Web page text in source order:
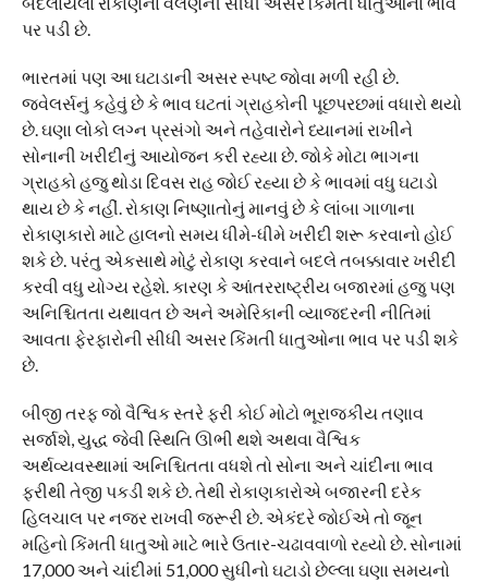
પર પડી છે.
ભારતમાં પણ આ ઘટાડાની અસર સ્પષ્ટ જોવા મળી રહી છે.
જ્વેલર્સનું કહેવું છે કે ભાવ ઘટતાં ગ્રાહકોની પૂછપરછમાં વધારો થયો
છે. ઘણા લોકો લગ્ન પ્રસંગો અને તહેવારોને ધ્યાનમાં રાખીને
સોનાની ખરીદીનું આયોજન કરી રહ્યા છે. જોકે મોટા ભાગના
ગ્રાહકો હજુ થોડા દિવસ રાહ જોઈ રહ્યા છે કે ભાવમાં વધુ ઘટાડો
થાય છે કે નહીં. રોકાણ નિષ્ણાતોનું માનવું છે કે લાંબા ગાળાના
રોકાણકારો માટે હાલનો સમય ધીમે-ધીમે ખરીદી શરૂ કરવાનો હોઈ
શકે છે. પરંતુ એકસાથે મોટું રોકાણ કરવાને બદલે તબક્કાવાર ખરીદી
કરવી વધુ યોગ્ય રહેશે. કારણ કે આંતરરાષ્ટ્રીય બજારમાં હજુ પણ
અનિશ્ચિતતા યથાવત છે અને અમેરિકાની વ્યાજદરની નીતિમાં
આવતા ફેરફારોની સીધી અસર કિંમતી ધાતુઓના ભાવ પર પડી શકે
છે.
બીજી તરફ જો વૈશ્વિક સ્તરે ફરી કોઈ મોટો ભૂરાજકીય તણાવ
સર્જાશે, યુદ્ધ જેવી સ્થિતિ ઊભી થશે અથવા વૈશ્વિક
અર્થવ્યવસ્થામાં અનિશ્ચિતતા વધશે તો સોના અને ચાંદીના ભાવ
ફરીથી તેજી પકડી શકે છે. તેથી રોકાણકારોએ બજારની દરેક
હિલચાલ પર નજર રાખવી જરૂરી છે. એકંદરે જોઈએ તો જૂન
મહિનો કિંમતી ધાતુઓ માટે ભારે ઉતાર-ચઢાવવાળો રહ્યો છે. સોનામાં
17,000 અને ચાંદીમાં 51,000 સુધીનો ઘટાડો છેલ્લા ઘણા સમયનો